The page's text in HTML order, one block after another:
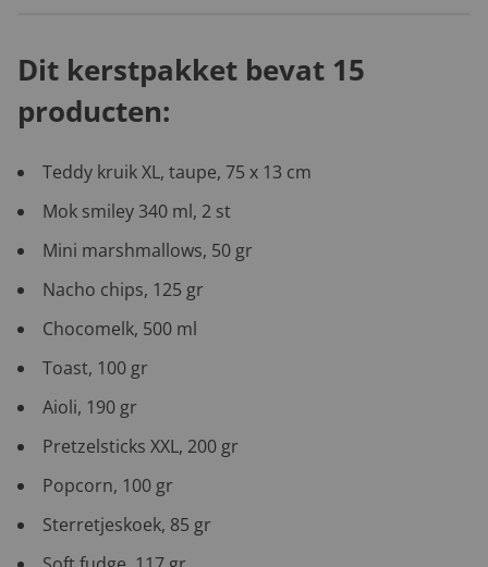
Dit kerstpakket bevat 15
producten:
Teddy kruik XL, taupe, 75 x 13 cm
Mok smiley 340 ml, 2 st
Mini marshmallows, 50 gr
Nacho chips, 125 gr
Chocomelk, 500 ml
Toast, 100 gr
Aioli, 190 gr
Pretzelsticks XXL, 200 gr
Popcorn, 100 gr
Sterretjeskoek, 85 gr